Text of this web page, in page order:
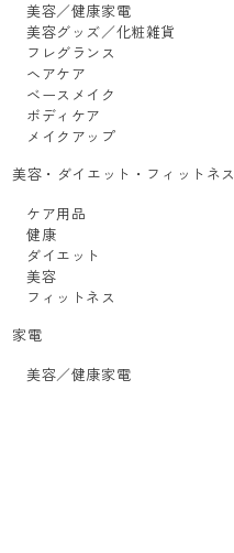
美容／健康家電
美容グッズ／化粧雑貨
フレグランス
ヘアケア
ベースメイク
ボディケア
メイクアップ
美容・ダイエット・フィットネス
ケア用品
健康
ダイエット
美容
フィットネス
家電
美容／健康家電